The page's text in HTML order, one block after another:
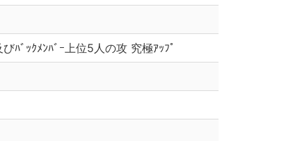
びﾊﾞｯｸﾒﾝﾊﾞｰ上位5人の攻 究極ｱｯﾌﾟ